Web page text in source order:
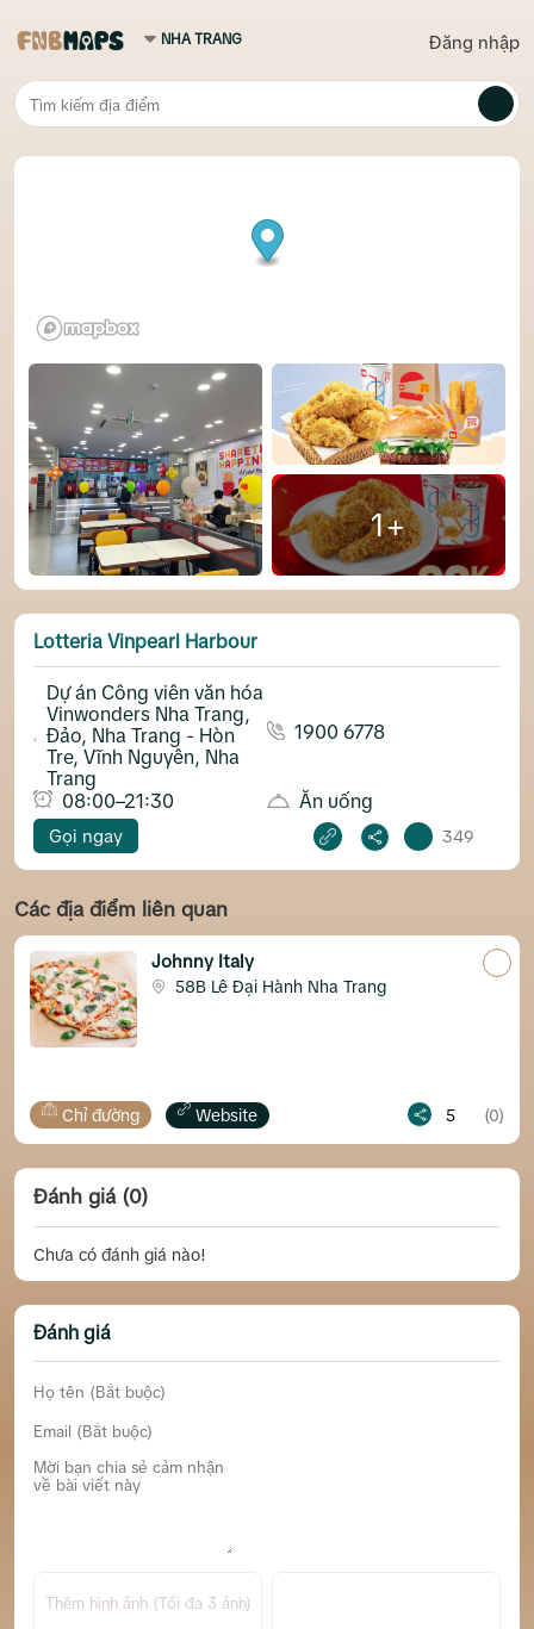
Đăng nhập
1+
Lotteria Vinpearl Harbour
Dự án Công viên văn hóa
Vinwonders Nha Trang,
Đảo, Nha Trang - Hòn
Tre, Vĩnh Nguyên, Nha
Trang
1900 6778
08:00–21:30 Ăn uống
Gọi ngay 349
Các địa điểm liên quan
Johnny Italy
58B Lê Đại Hành Nha Trang
Website Chỉ đường
Đánh giá (0)
Chưa có đánh giá nào!
Đánh giá
Thêm hình ảnh (Tối đa 3 ảnh)